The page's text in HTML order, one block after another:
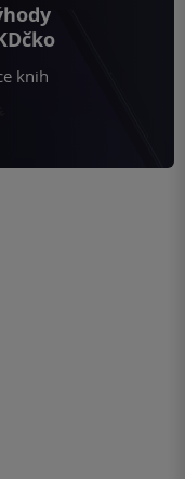
knih